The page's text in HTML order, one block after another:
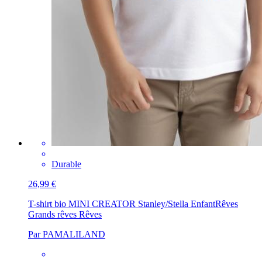
Durable
26,99 €
T-shirt bio MINI CREATOR Stanley/Stella EnfantRêves
Grands rêves Rêves
Par PAMALILAND